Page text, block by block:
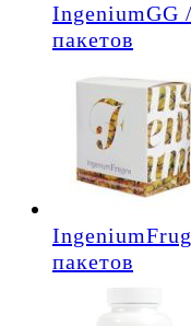
пакетов
пакетов